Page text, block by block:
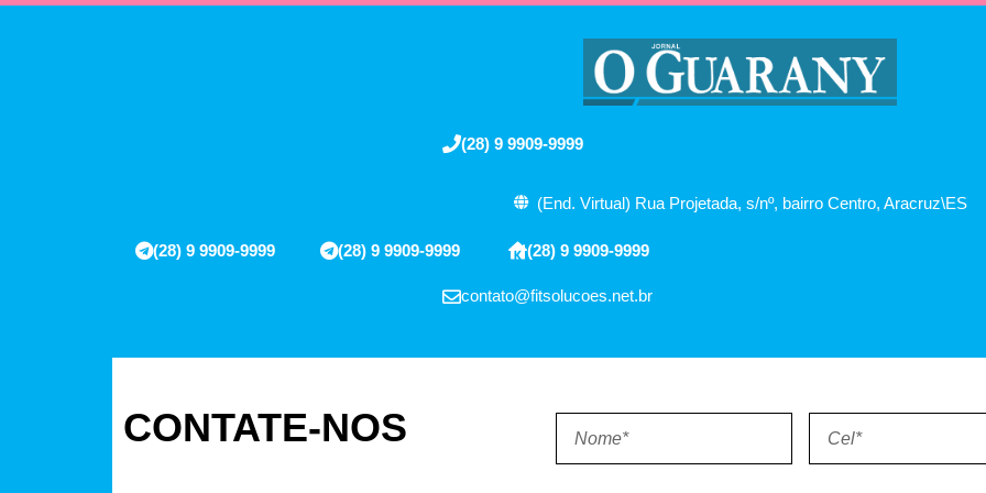
(28) 9 9909-9999
(End. Virtual) Rua Projetada, s/nº, bairro Centro, Aracruz\ES
(28) 9 9909-9999 (28) 9 9909-9999 (28) 9 9909-9999
contato@fitsolucoes.net.br
CONTATE-NOS